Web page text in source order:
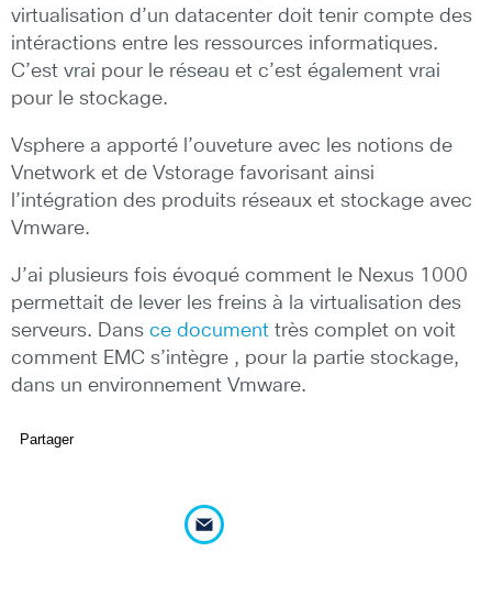
virtualisation d’un datacenter doit tenir compte des
intéractions entre les ressources informatiques.
C’est vrai pour le réseau et c’est également vrai
pour le stockage.
Vsphere a apporté l’ouveture avec les notions de
Vnetwork et de Vstorage favorisant ainsi
l’intégration des produits réseaux et stockage avec
Vmware.
J’ai plusieurs fois évoqué comment le Nexus 1000
permettait de lever les freins à la virtualisation des
serveurs. Dans ce document très complet on voit
comment EMC s’intègre , pour la partie stockage,
dans un environnement Vmware.
Partager